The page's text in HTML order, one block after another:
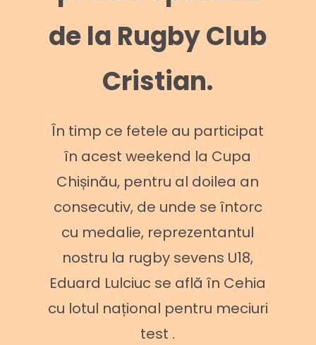
de la Rugby Club
Cristian.
În timp ce fetele au participat
în acest weekend la Cupa
Chișinău, pentru al doilea an
consecutiv, de unde se întorc
cu medalie, reprezentantul
nostru la rugby sevens U18,
Eduard Lulciuc se află în Cehia
cu lotul național pentru meciuri
test .